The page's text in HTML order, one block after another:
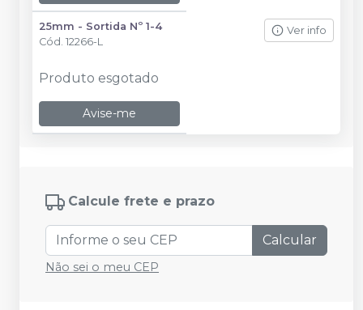
25mm - Sortida Nº 1-4
Cód. 12266-L
Ver info
Produto esgotado
Avise-me
Calcule frete e prazo
Calcular
Não sei o meu CEP